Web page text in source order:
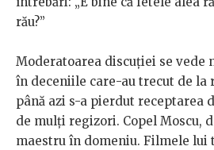
rău?”
Moderatoarea discuției se vede
în deceniile care-au trecut de la
până azi s-a pierdut receptarea
de mulți regizori. Copel Moscu,
maestru în domeniu. Filmele lui